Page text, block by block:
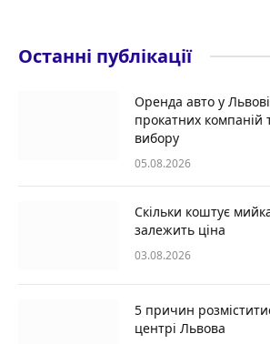
Останні публікації
Оренда авто у
прокатних
вибору
05.08.2026
Скільки коштує
залежить ціна
03.08.2026
5 причин
центрі Львова